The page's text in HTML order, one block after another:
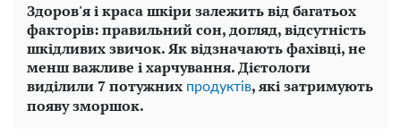
Здоров'я і краса шкіри залежить від багатьох
факторів: правильний сон, догляд, відсутність
шкідливих звичок. Як відзначають фахівці, не
менш важливе і харчування. Дієтологи
виділили 7 потужних продуктів, які затримують
появу зморшок.